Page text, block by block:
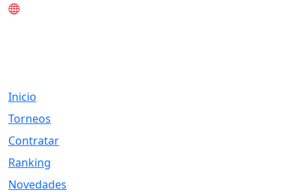
Inicio
Torneos
Contratar
Ranking
Novedades